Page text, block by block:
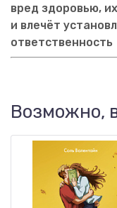
вред здоровью,
и влечёт
ответственность
Возможно,